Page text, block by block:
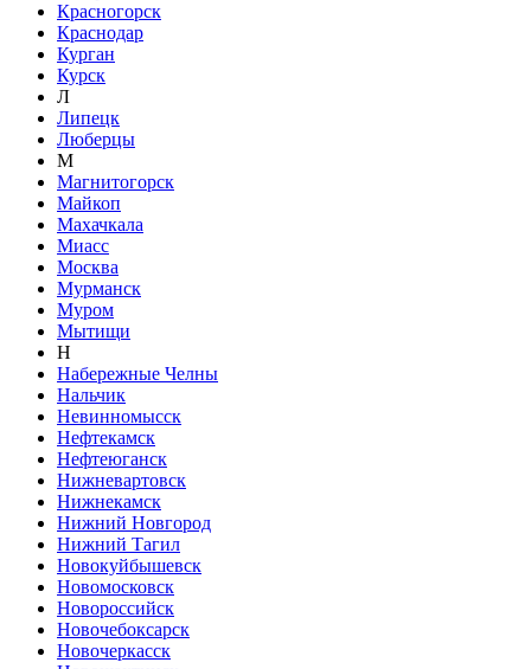
Красногорск
Краснодар
Курган
Курск
Л
Липецк
Люберцы
М
Магнитогорск
Майкоп
Махачкала
Миасс
Москва
Мурманск
Муром
Мытищи
Н
Набережные Челны
Нальчик
Невинномысск
Нефтекамск
Нефтеюганск
Нижневартовск
Нижнекамск
Нижний Новгород
Нижний Тагил
Новокуйбышевск
Новомосковск
Новороссийск
Новочебоксарск
Новочеркасск